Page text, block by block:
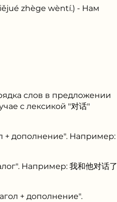
zhège wèntí.) - Нам
слов в предложении
с лексикой "对话"
+ дополнение". Например:
Например: 我和他对话了
+ дополнение".